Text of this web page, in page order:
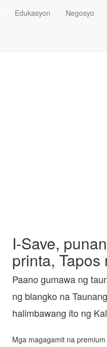
Edukasyon Negosyo
I-Save,
printa, Tapos
Paano gumawa ng
ng blangko na
halimbawang ito ng
Mga magagamit na